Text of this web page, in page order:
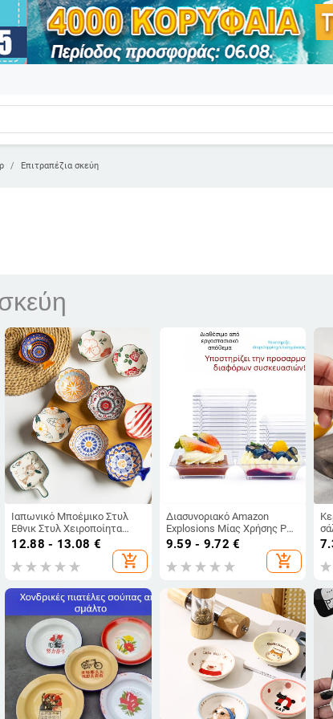
Επιτραπέζια σκεύη
Ιαπωνικό Μποέμικο Στυλ
Έθνικ Στυλ Χειροποίητα
Πιάτα Σνακ με Χρώμα
Υπόστρωμα και Δημιουργικό
Μοτίβο, Πιάτο Σάλτσας
12.88 - 13.08 €
add_shopping_cart
Διασυνοριακό Amazon
Explosions Μίας Χρήσης PS
Σκληρό Πλαστικό
Πυκνωμένο Σχεδιασμός
Πιάτο Σάλτσας Επιδόρπιο
Διαφανές Μικρό Πιάτο
Χρώματος για Σνακ
9.59 - 9.72 €
add_shopping_cart